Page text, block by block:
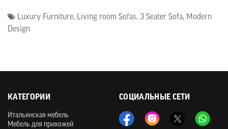
Luxury Furniture, Living room Sofas, 3 Seater Sofa, Modern
Design
СОЦИАЛЬНЫЕ СЕТИ
КАТЕГОРИИ
Итальянская мебель
Мебель для прихожей